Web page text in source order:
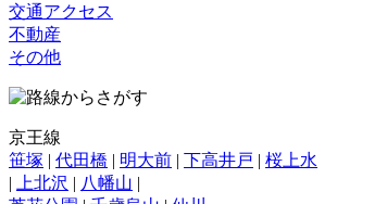
交通アクセス
不動産
その他
京王線
笹塚 | 代田橋 | 明大前 | 下高井戸 | 桜上水
|
上北沢 | 八幡山 |